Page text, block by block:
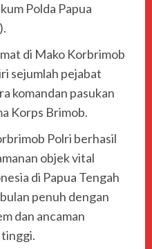
Polda Papua
di Mako Korbrimob
sejumlah pejabat
komandan pasukan
Korps Brimob.
Polri berhasil
objek vital
di Papua Tengah
penuh dengan
dan ancaman
tinggi.